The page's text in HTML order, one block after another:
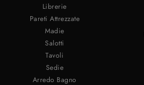
Librerie
Pareti Attrezzate
Madie
Salotti
Tavoli
Sedie
Arredo Bagno